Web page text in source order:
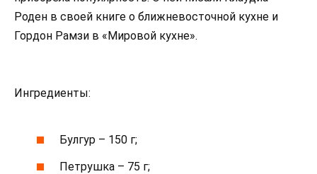
Роден в своей книге о ближневосточной кухне и
Гордон Рамзи в «Мировой кухне».
Ингредиенты:
Булгур – 150 г;
Петрушка – 75 г;